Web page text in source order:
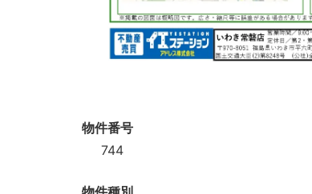
物件番号
744